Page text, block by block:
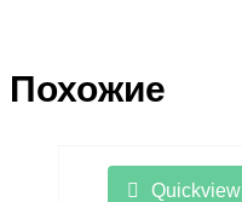
Похожие
Quickview